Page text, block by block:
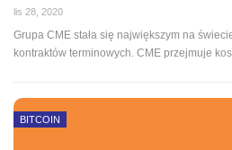
lis 28, 2020
Grupa CME stała się największym na
kontraktów terminowych. CME przejmuje
BITCOIN